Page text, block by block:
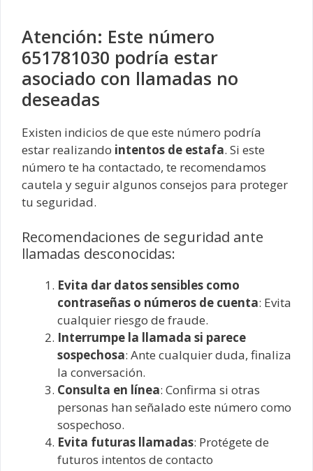
Atención: Este número
651781030 podría estar
asociado con llamadas no
deseadas
Existen indicios de que este número podría
estar realizando intentos de estafa. Si este
número te ha contactado, te recomendamos
cautela y seguir algunos consejos para proteger
tu seguridad.
Recomendaciones de seguridad ante
llamadas desconocidas:
Evita dar datos sensibles como
contraseñas o números de cuenta: Evita
cualquier riesgo de fraude.
Interrumpe la llamada si parece
sospechosa: Ante cualquier duda, finaliza
la conversación.
Consulta en línea: Confirma si otras
personas han señalado este número como
sospechoso.
Evita futuras llamadas: Protégete de
futuros intentos de contacto